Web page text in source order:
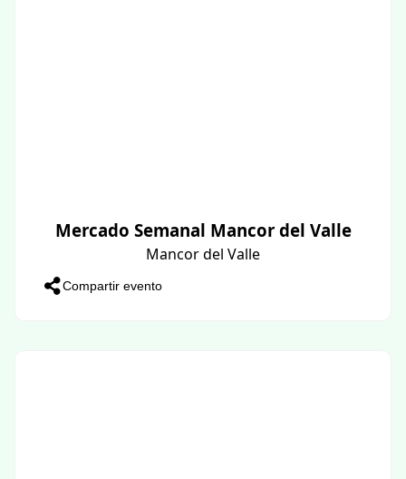
Mercado Semanal Mancor del Valle
Mancor del Valle
Compartir evento